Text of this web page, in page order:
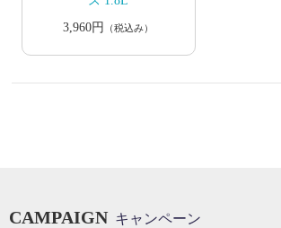
3,960円
（税込み）
CAMPAIGN キャンペーン